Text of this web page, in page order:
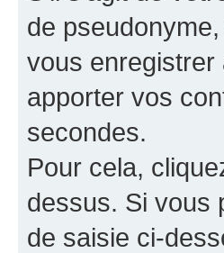
de
vous enregistrer
apporter vos
secondes.
Pour cela,
dessus. Si vous
de saisie ci-